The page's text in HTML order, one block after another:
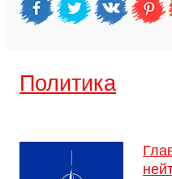
Политика